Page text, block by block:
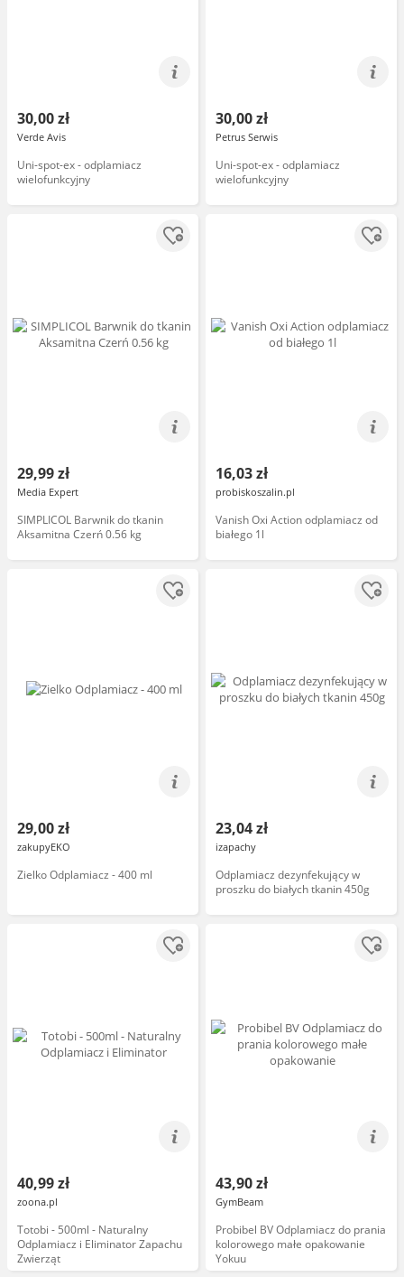
30,00 zł
Verde Avis
Uni-spot-ex - odplamiacz
wielofunkcyjny
30,00 zł
Petrus Serwis
Uni-spot-ex - odplamiacz
wielofunkcyjny
29,99 zł
Media Expert
SIMPLICOL Barwnik do tkanin
Aksamitna Czerń 0.56 kg
16,03 zł
probiskoszalin.pl
Vanish Oxi Action odplamiacz od
białego 1l
29,00 zł
zakupyEKO
Zielko Odplamiacz - 400 ml
23,04 zł
izapachy
Odplamiacz dezynfekujący w
proszku do białych tkanin 450g
40,99 zł
zoona.pl
Totobi - 500ml - Naturalny
Odplamiacz i Eliminator Zapachu
Zwierząt
43,90 zł
GymBeam
Probibel BV Odplamiacz do prania
kolorowego małe opakowanie
Yokuu